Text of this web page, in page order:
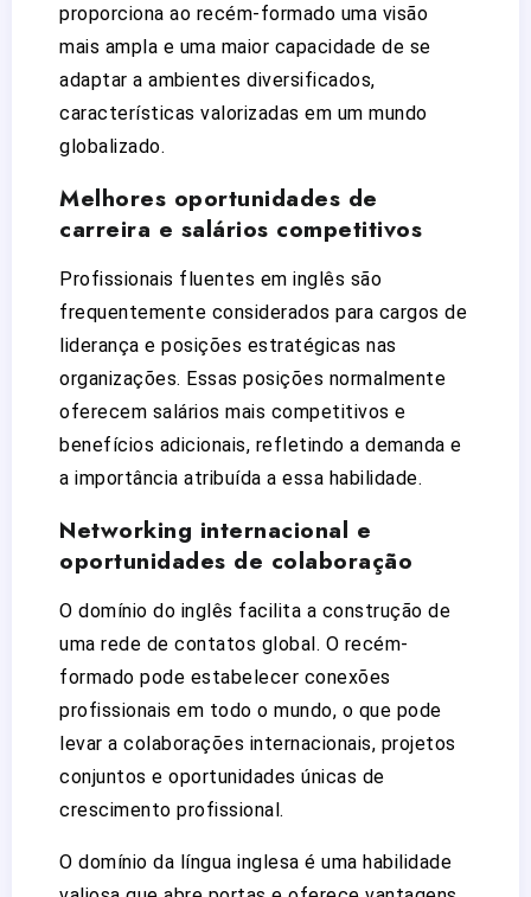
proporciona ao recém-formado uma visão
mais ampla e uma maior capacidade de se
adaptar a ambientes diversificados,
características valorizadas em um mundo
globalizado.
Melhores oportunidades de
carreira e salários competitivos
Profissionais fluentes em inglês são
frequentemente considerados para cargos de
liderança e posições estratégicas nas
organizações. Essas posições normalmente
oferecem salários mais competitivos e
benefícios adicionais, refletindo a demanda e
a importância atribuída a essa habilidade.
Networking internacional e
oportunidades de colaboração
O domínio do inglês facilita a construção de
uma rede de contatos global. O recém-
formado pode estabelecer conexões
profissionais em todo o mundo, o que pode
levar a colaborações internacionais, projetos
conjuntos e oportunidades únicas de
crescimento profissional.
O domínio da língua inglesa é uma habilidade